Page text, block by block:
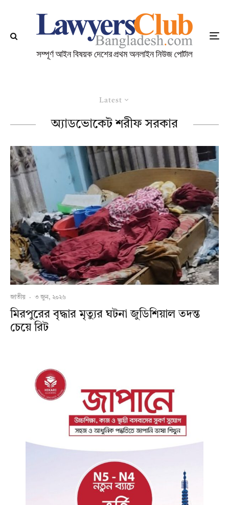
Latest
অ্যাডভোকেট শরীফ সরকার
জাতীয় · ৩ জুন, ২০২৬
মিরপুরের বৃদ্ধার মৃত্যুর ঘটনা জুডিশিয়াল তদন্ত
চেয়ে রিট